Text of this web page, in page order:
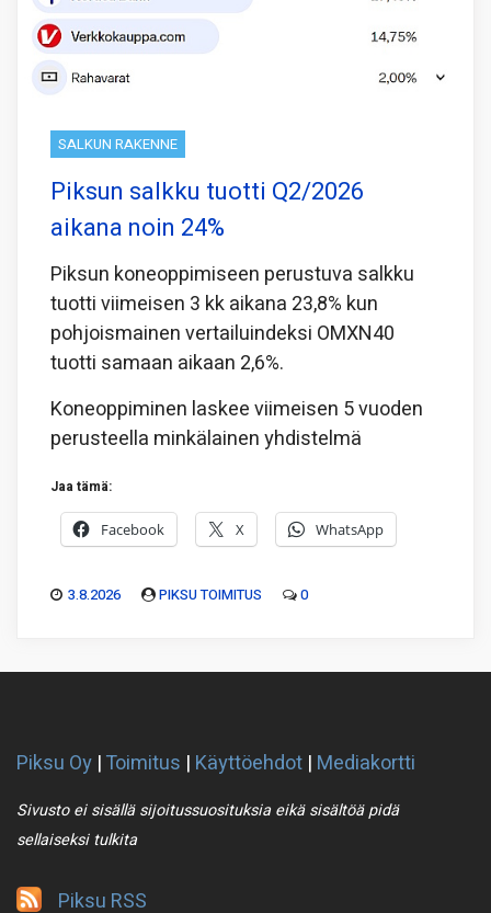
SALKUN RAKENNE
Piksun salkku tuotti Q2/2026
aikana noin 24%
Piksun koneoppimiseen perustuva salkku
tuotti viimeisen 3 kk aikana 23,8% kun
pohjoismainen vertailuindeksi OMXN40
tuotti samaan aikaan 2,6%.
Koneoppiminen laskee viimeisen 5 vuoden
perusteella minkälainen yhdistelmä
Jaa tämä:
Facebook X WhatsApp
3.8.2026 PIKSU TOIMITUS 0
Piksu Oy |Toimitus | Käyttöehdot | Mediakortti
Sivusto ei sisällä sijoitussuosituksia eikä sisältöä pidä
sellaiseksi tulkita
Piksu RSS